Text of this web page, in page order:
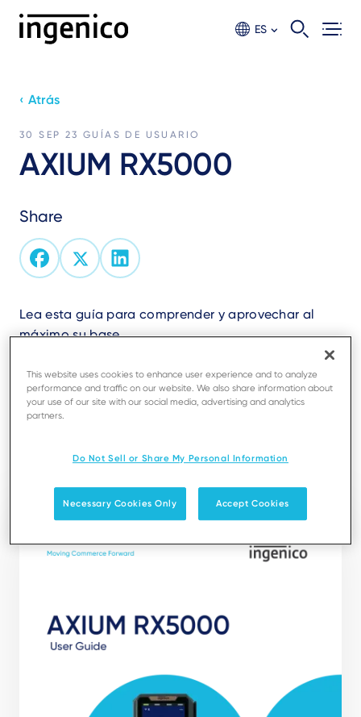
contento
ES
‹ Atrás
30 SEP 23GUÍAS DE USUARIO
AXIUM RX5000
Share
Lea esta guía para comprender y aprovechar al
máximo su base.
En ella encontrará la información necesaria sobre el
uso, la instalación, el mantenimiento, así como las
recomendaciones de seguridad y protección.
Descargar
This website uses cookies to enhance user experience and to analyze
performance and traffic on our website. We also share information about
your use of our site with our social media, advertising and analytics
partners.
Do Not Sell or Share My Personal Information
Necessary Cookies Only Accept Cookies